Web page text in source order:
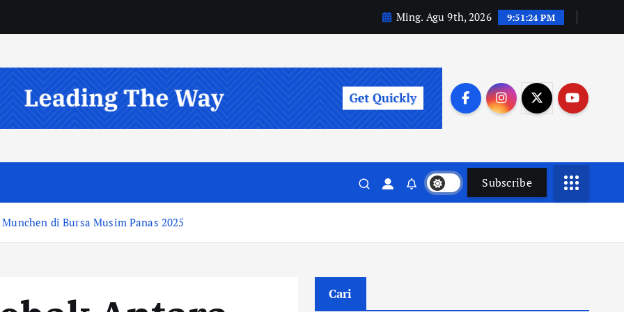
Ming. Agu 9th, 2026 9:51:25 PM
Subscribe
di Bursa Musim Panas 2025
Cari